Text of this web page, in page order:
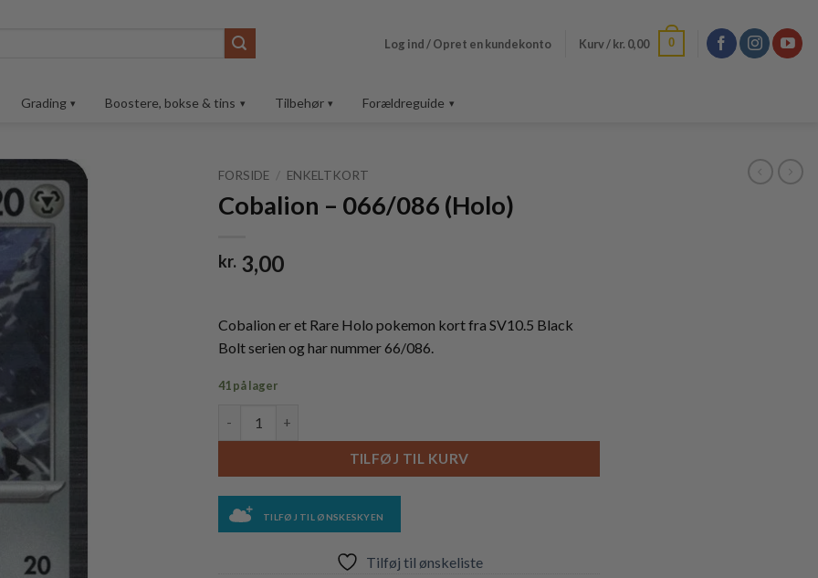
Log ind / Opret en kundekonto Kurv /kr. 0,00 0
Grading Boostere, bokse & tins Tilbehør Forældreguide
Tilføj til
ønskeliste
FORSIDE / ENKELTKORT
Cobalion – 066/086 (Holo)
kr. 3,00
Cobalion er et Rare Holo pokemon kort fra SV10.5 Black
Bolt serien og har nummer 66/086.
41 på lager
TILFØJ TIL KURV
TILFØJ TIL ØNSKESKYEN
Tilføj til ønskeliste